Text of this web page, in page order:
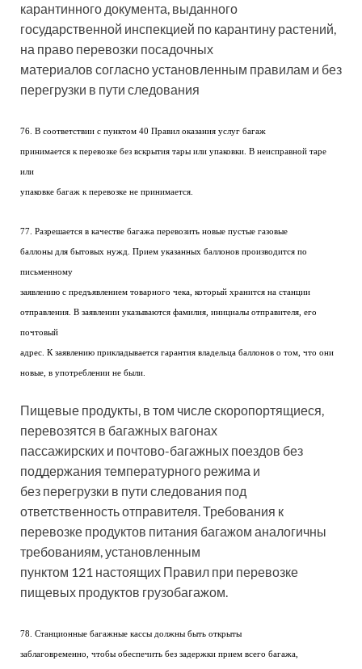
карантинного документа, выданного
государственной инспекцией по карантину растений,
на право перевозки посадочных
материалов согласно установленным правилам и без
перегрузки в пути следования
76. В соответствии с пунктом 40 Правил оказания услуг багаж
принимается к перевозке без вскрытия тары или упаковки. В неисправной таре
или
упаковке багаж к перевозке не принимается.
77. Разрешается в качестве багажа перевозить новые пустые газовые
баллоны для бытовых нужд. Прием указанных баллонов производится по
письменному
заявлению с предъявлением товарного чека, который хранится на станции
отправления. В заявлении указываются фамилия, инициалы отправителя, его
почтовый
адрес. К заявлению прикладывается гарантия владельца баллонов о том, что они
новые, в употреблении не были.
Пищевые продукты, в том числе скоропортящиеся,
перевозятся в багажных вагонах
пассажирских и почтово-багажных поездов без
поддержания температурного режима и
без перегрузки в пути следования под
ответственность отправителя. Требования к
перевозке продуктов питания багажом аналогичны
требованиям, установленным
пунктом 121 настоящих Правил при перевозке
пищевых продуктов грузобагажом.
78. Станционные багажные кассы должны быть открыты
заблаговременно, чтобы обеспечить без задержки прием всего багажа,